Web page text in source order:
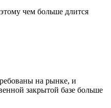
чем больше длится
на рынке, и
закрытой базе больше